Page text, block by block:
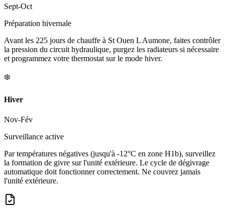
Sept-Oct
Préparation hivernale
Avant les 225 jours de chauffe à St Ouen L Aumone, faites contrôler
la pression du circuit hydraulique, purgez les radiateurs si nécessaire
et programmez votre thermostat sur le mode hiver.
❄️
Hiver
Nov-Fév
Surveillance active
Par températures négatives (jusqu'à -12°C en zone H1b), surveillez
la formation de givre sur l'unité extérieure. Le cycle de dégivrage
automatique doit fonctionner correctement. Ne couvrez jamais
l'unité extérieure.